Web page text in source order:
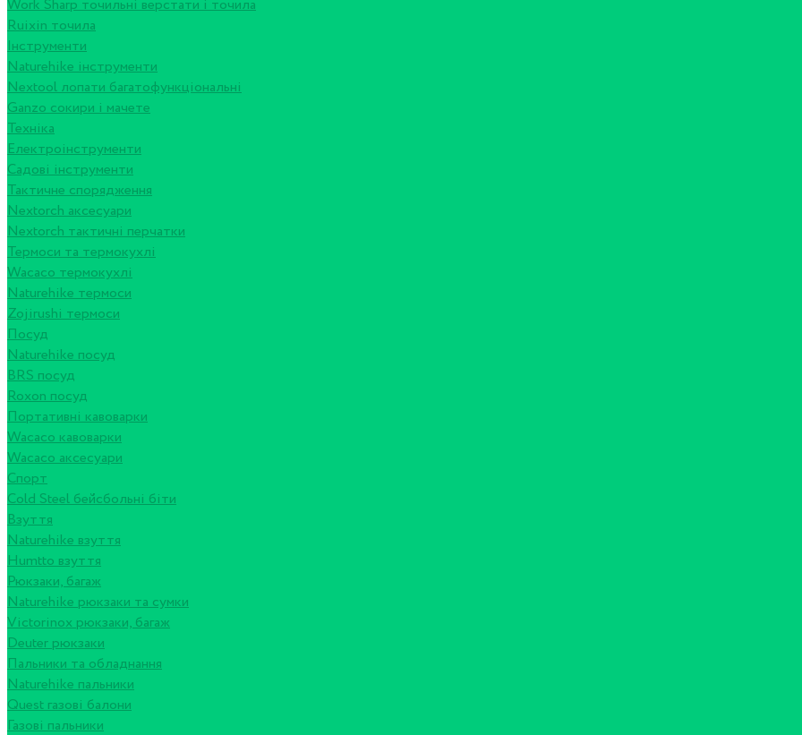
Work Sharp точильні верстати і точила
Ruixin точила
Інструменти
Naturehike інструменти
Nextool лопати багатофункціональні
Ganzo сокири і мачете
Техніка
Електроінструменти
Садові інструменти
Тактичне спорядження
Nextorch аксесуари
Nextorch тактичні перчатки
Термоси та термокухлі
Wacaco термокухлі
Naturehike термоси
Zojirushi термоси
Посуд
Naturehike посуд
BRS посуд
Roxon посуд
Портативні кавоварки
Wacaco кавоварки
Wacaco аксесуари
Спорт
Cold Steel бейсбольні біти
Взуття
Naturehike взуття
Humtto взуття
Рюкзаки, багаж
Naturehike рюкзаки та сумки
Victorinox рюкзаки, багаж
Deuter рюкзаки
Пальники та обладнання
Naturehike пальники
Quest газові балони
Газові пальники